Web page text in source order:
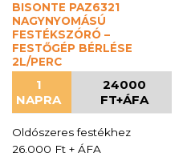
BISONTE PAZ6321
NAGYNYOMÁSÚ
FESTÉKSZÓRÓ –
FESTŐGÉP BÉRLÉSE
2L/PERC
1
NAPRA
24000
FT+ÁFA
Oldószeres festékhez
26.000 Ft + ÁFA